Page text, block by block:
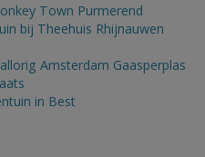
Town Purmerend
bij Theehuis Rhijnauwen
Amsterdam Gaasperplas
in Best